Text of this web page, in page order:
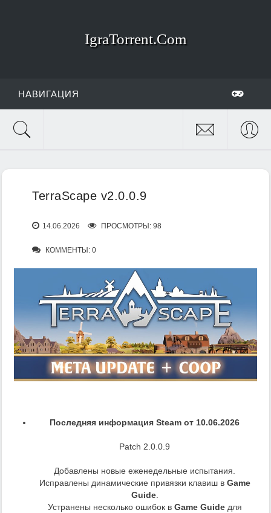
IgraTorrent.Com
НАВИГАЦИЯ
TerraScape v2.0.0.9
14.06.2026 ПРОСМОТРЫ: 98
КОММЕНТЫ: 0
Последняя информация Steam от 10.06.2026
Patch 2.0.0.9
Добавлены новые еженедельные испытания.
Исправлены динамические привязки клавиш в Game
Guide.
Устранены несколько ошибок в Game Guideдля